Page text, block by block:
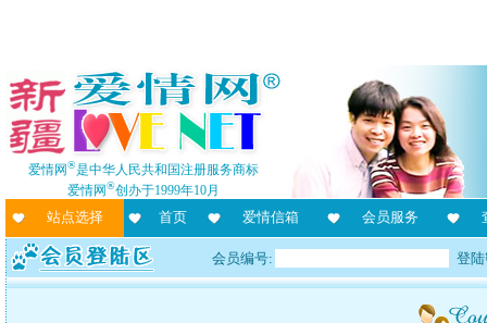
爱情网®是中华人民共和国注册服务商标
爱情网®创办于1999年10月
站点选择 首页 爱情信箱 会员服务
会员编号: 登